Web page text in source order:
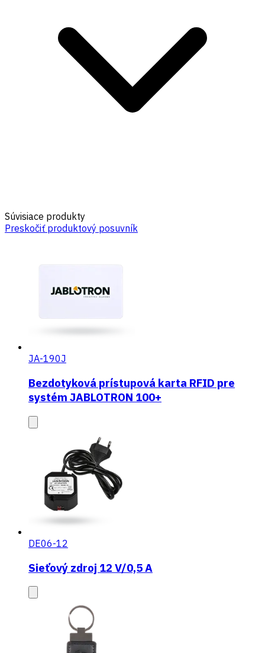
Súvisiace produkty
Preskočiť produktový posuvník
JA-190J
Bezdotyková prístupová karta RFID pre
systém JABLOTRON 100+
DE06-12
Sieťový zdroj 12 V/0,5 A